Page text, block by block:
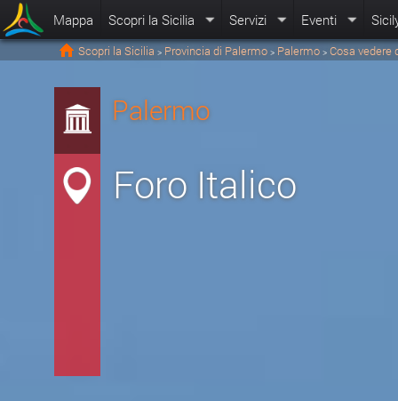
Mappa Scopri la Sicilia Servizi Eventi
Scopri la Sicilia > Provincia di Palermo > Palermo > Cosa vedere
Palermo
Foro Italico